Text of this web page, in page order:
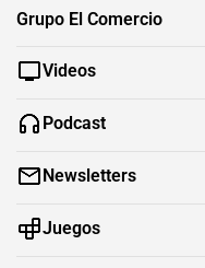
Grupo El Comercio
Videos
Podcast
Newsletters
Juegos